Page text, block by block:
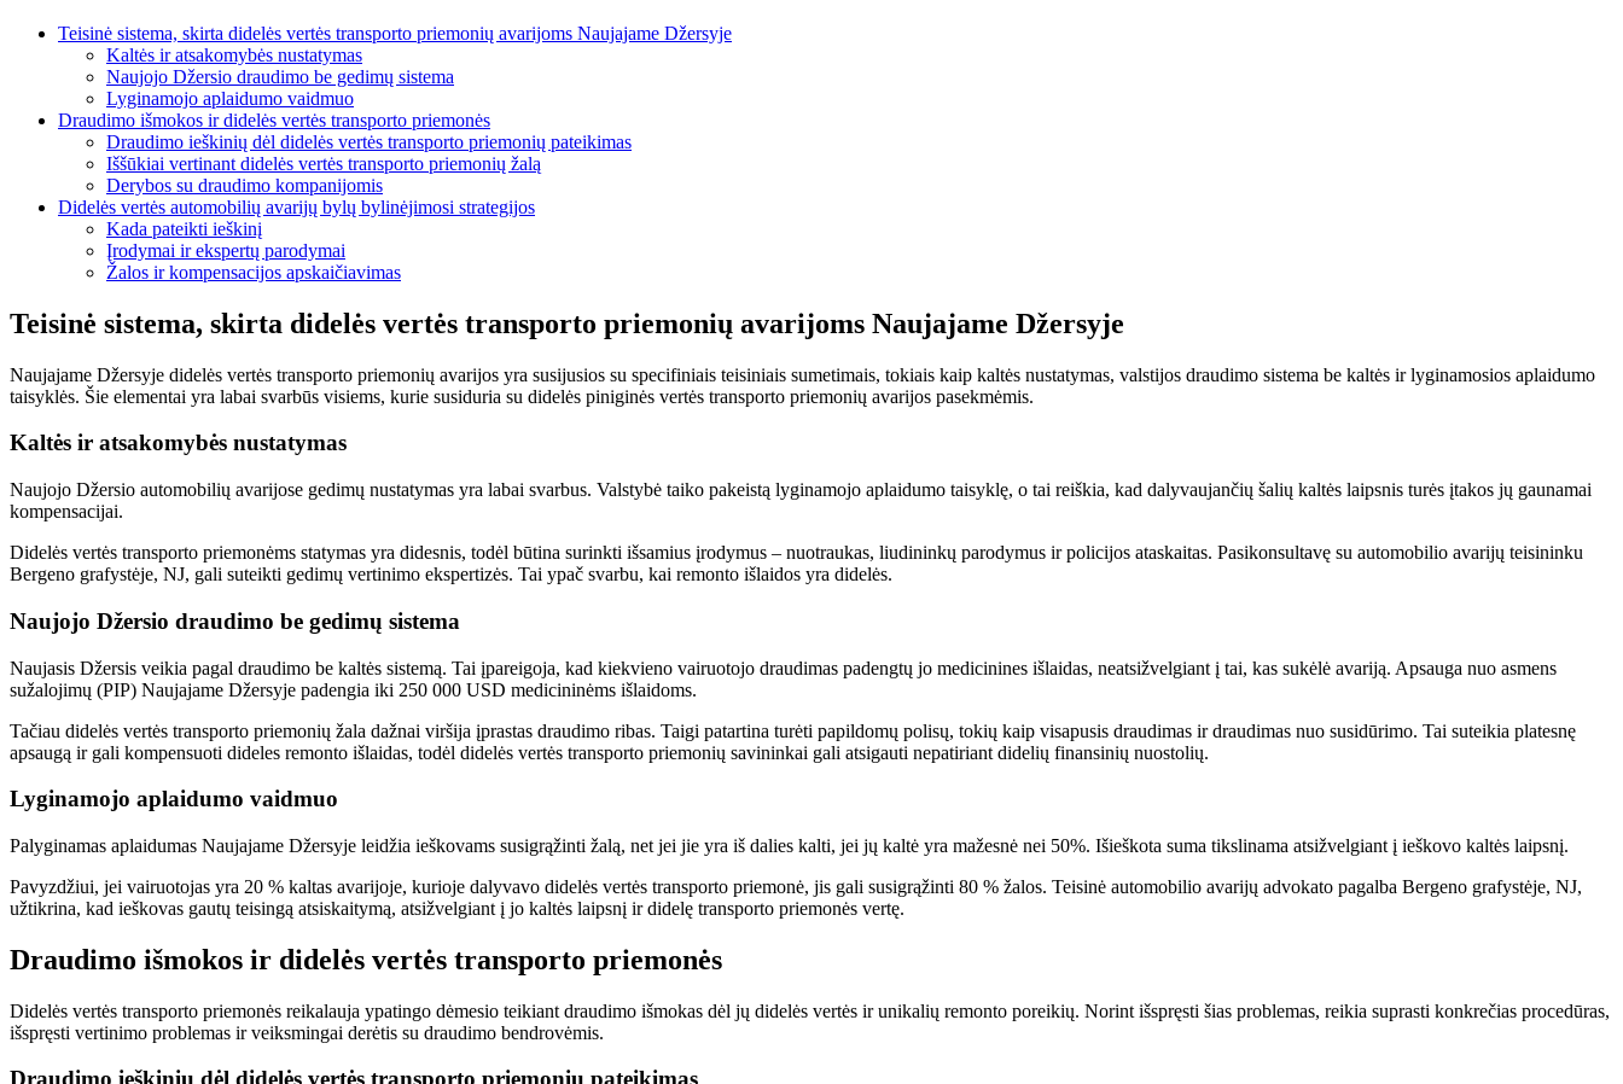
Teisinė sistema, skirta didelės vertės transporto priemonių avarijoms Naujajame Džersyje
Kaltės ir atsakomybės nustatymas
Naujojo Džersio draudimo be gedimų sistema
Lyginamojo aplaidumo vaidmuo
Draudimo išmokos ir didelės vertės transporto priemonės
Draudimo ieškinių dėl didelės vertės transporto priemonių pateikimas
Iššūkiai vertinant didelės vertės transporto priemonių žalą
Derybos su draudimo kompanijomis
Didelės vertės automobilių avarijų bylų bylinėjimosi strategijos
Kada pateikti ieškinį
Įrodymai ir ekspertų parodymai
Žalos ir kompensacijos apskaičiavimas
Teisinė sistema, skirta didelės vertės transporto priemonių avarijoms Naujajame Džersyje
Naujajame Džersyje didelės vertės transporto priemonių avarijos yra susijusios su specifiniais teisiniais sumetimais, tokiais kaip kaltės nustatymas, valstijos draudimo sistema be kaltės ir lyginamosios aplaidumo
taisyklės. Šie elementai yra labai svarbūs visiems, kurie susiduria su didelės piniginės vertės transporto priemonių avarijos pasekmėmis.
Kaltės ir atsakomybės nustatymas
Naujojo Džersio automobilių avarijose gedimų nustatymas yra labai svarbus. Valstybė taiko pakeistą lyginamojo aplaidumo taisyklę, o tai reiškia, kad dalyvaujančių šalių kaltės laipsnis turės įtakos jų gaunamai
kompensacijai.
Didelės vertės transporto priemonėms statymas yra didesnis, todėl būtina surinkti išsamius įrodymus – nuotraukas, liudininkų parodymus ir policijos ataskaitas. Pasikonsultavę su automobilio avarijų teisininku
Bergeno grafystėje, NJ, gali suteikti gedimų vertinimo ekspertizės. Tai ypač svarbu, kai remonto išlaidos yra didelės.
Naujojo Džersio draudimo be gedimų sistema
Naujasis Džersis veikia pagal draudimo be kaltės sistemą. Tai įpareigoja, kad kiekvieno vairuotojo draudimas padengtų jo medicinines išlaidas, neatsižvelgiant į tai, kas sukėlė avariją. Apsauga nuo asmens
sužalojimų (PIP) Naujajame Džersyje padengia iki 250 000 USD medicininėms išlaidoms.
Tačiau didelės vertės transporto priemonių žala dažnai viršija įprastas draudimo ribas. Taigi patartina turėti papildomų polisų, tokių kaip visapusis draudimas ir draudimas nuo susidūrimo. Tai suteikia platesnę
apsaugą ir gali kompensuoti dideles remonto išlaidas, todėl didelės vertės transporto priemonių savininkai gali atsigauti nepatiriant didelių finansinių nuostolių.
Lyginamojo aplaidumo vaidmuo
Palyginamas aplaidumas Naujajame Džersyje leidžia ieškovams susigrąžinti žalą, net jei jie yra iš dalies kalti, jei jų kaltė yra mažesnė nei 50%. Išieškota suma tikslinama atsižvelgiant į ieškovo kaltės laipsnį.
Pavyzdžiui, jei vairuotojas yra 20 % kaltas avarijoje, kurioje dalyvavo didelės vertės transporto priemonė, jis gali susigrąžinti 80 % žalos. Teisinė automobilio avarijų advokato pagalba Bergeno grafystėje, NJ,
užtikrina, kad ieškovas gautų teisingą atsiskaitymą, atsižvelgiant į jo kaltės laipsnį ir didelę transporto priemonės vertę.
Draudimo išmokos ir didelės vertės transporto priemonės
Didelės vertės transporto priemonės reikalauja ypatingo dėmesio teikiant draudimo išmokas dėl jų didelės vertės ir unikalių remonto poreikių. Norint išspręsti šias problemas, reikia suprasti konkrečias procedūras,
išspręsti vertinimo problemas ir veiksmingai derėtis su draudimo bendrovėmis.